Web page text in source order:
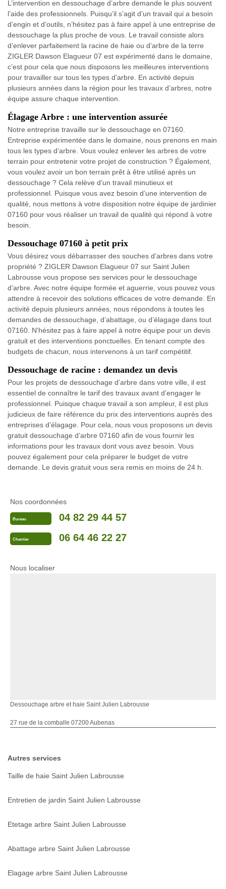
L’intervention en dessouchage d’arbre demande le plus souvent
l’aide des professionnels. Puisqu’il s’agit d’un travail qui a besoin
d’engin et d’outils, n’hésitez pas à faire appel à une entreprise de
dessouchage la plus proche de vous. Le travail consiste alors
d’enlever parfaitement la racine de haie ou d’arbre de la terre
ZIGLER Dawson Elagueur 07 est expérimenté dans le domaine,
c’est pour cela que nous disposons les meilleures interventions
pour travailler sur tous les types d’arbre. En activité depuis
plusieurs années dans la région pour les travaux d’arbres, notre
équipe assure chaque intervention.
Élagage Arbre : une intervention assurée
Notre entreprise travaille sur le dessouchage en 07160.
Entreprise expérimentée dans le domaine, nous prenons en main
tous les types d’arbre. Vous voulez enlever les arbres de votre
terrain pour entretenir votre projet de construction ? Également,
vous voulez avoir un bon terrain prêt à être utilisé après un
dessouchage ? Cela relève d’un travail minutieux et
professionnel. Puisque vous avez besoin d’une intervention de
qualité, nous mettons à votre disposition notre équipe de jardinier
07160 pour vous réaliser un travail de qualité qui répond à votre
besoin.
Dessouchage 07160 à petit prix
Vous désirez vous débarrasser des souches d’arbres dans votre
propriété ? ZIGLER Dawson Elagueur 07 sur Saint Julien
Labrousse vous propose ses services pour le dessouchage
d’arbre. Avec notre équipe formée et aguerrie, vous pouvez vous
attendre à recevoir des solutions efficaces de votre demande. En
activité depuis plusieurs années, nous répondons à toutes les
demandes de dessouchage, d’abattage, ou d’élagage dans tout
07160. N'hésitez pas à faire appel à notre équipe pour un devis
gratuit et des interventions ponctuelles. En tenant compte des
budgets de chacun, nous intervenons à un tarif compétitif.
Dessouchage de racine : demandez un devis
Pour les projets de dessouchage d’arbre dans votre ville, il est
essentiel de connaître le tarif des travaux avant d’engager le
professionnel. Puisque chaque travail a son ampleur, il est plus
judicieux de faire référence du prix des interventions auprès des
entreprises d’élagage. Pour cela, nous vous proposons un devis
gratuit dessouchage d’arbre 07160 afin de vous fournir les
informations pour les travaux dont vous avez besoin. Vous
pouvez également pour cela préparer le budget de votre
demande. Le devis gratuit vous sera remis en moins de 24 h.
Nos coordonnées
Bureau 04 82 29 44 57
Chantier 06 64 46 22 27
Nous localiser
Dessouchage arbre et haie Saint Julien Labrousse
27 rue de la comballe 07200 Aubenas
Autres services
Taille de haie Saint Julien Labrousse
Entretien de jardin Saint Julien Labrousse
Etetage arbre Saint Julien Labrousse
Abattage arbre Saint Julien Labrousse
Elagage arbre Saint Julien Labrousse